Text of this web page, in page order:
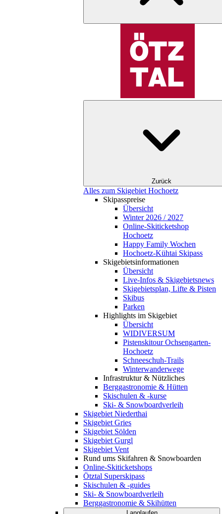
Zurück
Alles zum Skigebiet Hochoetz
Skipasspreise
Übersicht
Winter 2026 / 2027
Online-Skiticketshop
Hochoetz
Happy Family Wochen
Hochoetz-Kühtai Skipass
Skigebietsinformationen
Übersicht
Live-Infos & Skigebietsnews
Skigebietsplan, Lifte & Pisten
Skibus
Parken
Highlights im Skigebiet
Übersicht
WIDIVERSUM
Pistenskitour Ochsengarten-
Hochoetz
Schneeschuh-Trails
Winterwanderwege
Infrastruktur & Nützliches
Berggastronomie & Hütten
Skischulen & -kurse
Ski- & Snowboardverleih
Skigebiet Niederthai
Skigebiet Gries
Skigebiet Sölden
Skigebiet Gurgl
Skigebiet Vent
Rund ums Skifahren & Snowboarden
Online-Skiticketshops
Ötztal Superskipass
Skischulen & -guides
Ski- & Snowboardverleih
Berggastronomie & Skihütten